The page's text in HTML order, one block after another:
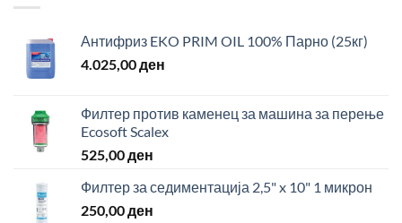
Антифриз EKO PRIM OIL 100% Парно (25кг)
4.025,00ден
Филтер против каменец за машина за перење
Ecosoft Scalex
525,00ден
Филтер за седиментација 2,5" x 10" 1 микрон
250,00ден